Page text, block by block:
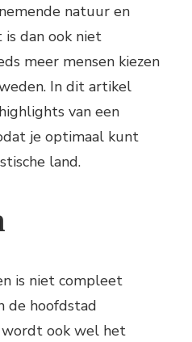
natuur en
dan ook niet
meer mensen kiezen
In dit artikel
van een
je optimaal kunt
land.
is niet compleet
de hoofdstad
wordt ook wel het